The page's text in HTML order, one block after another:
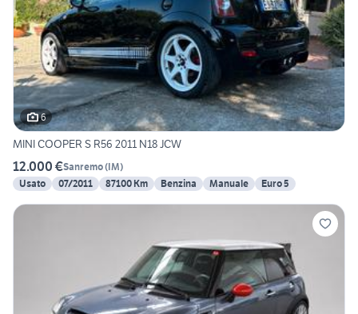
6
MINI COOPER S R56 2011 N18 JCW
12.000 €Sanremo(IM)
Usato
07/2011 87100 Km Benzina Manuale Euro 5